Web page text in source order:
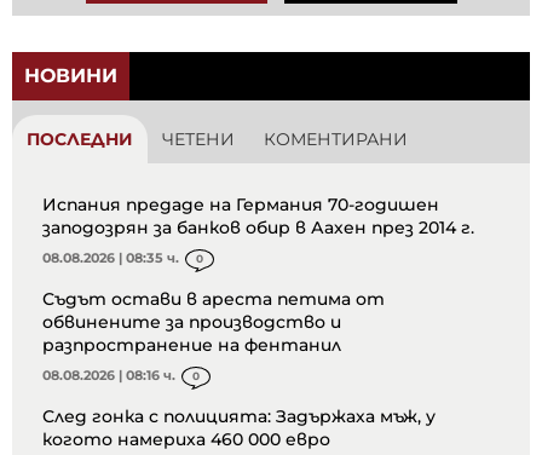
НОВИНИ
ПОСЛЕДНИ ЧЕТЕНИ КОМЕНТИРАНИ
Испания предаде на Германия 70-годишен
заподозрян за банков обир в Аахен през 2014 г.
08.08.2026 | 08:35 ч. 0
Съдът остави в ареста петима от
обвинените за производство и
разпространение на фентанил
08.08.2026 | 08:16 ч. 0
След гонка с полицията: Задържаха мъж, у
когото намериха 460 000 евро